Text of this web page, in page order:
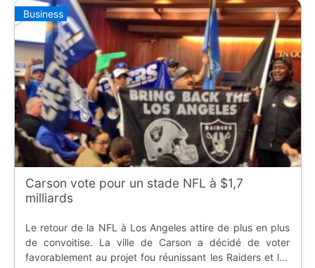
Business
Carson vote pour un stade NFL à $1,7
milliards
Le retour de la NFL à Los Angeles attire de plus en plus
de convoitise. La ville de Carson a décidé de voter
favorablement au projet fou réunissant les Raiders et les